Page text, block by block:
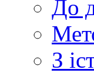
До
З